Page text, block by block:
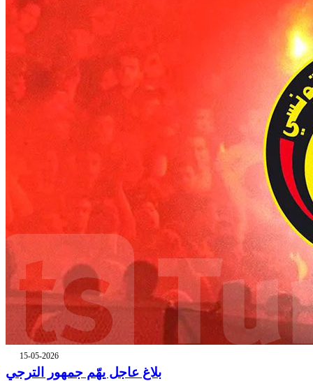
15-05-2026
بلاغ عاجل يهّم جمهور الترجي